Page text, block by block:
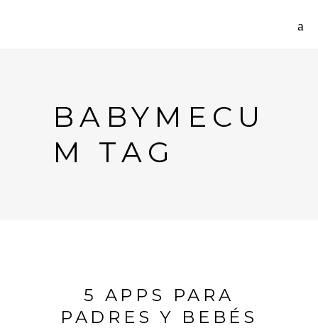
BABYMECU
M TAG
5 APPS PARA
PADRES Y BEBÉS